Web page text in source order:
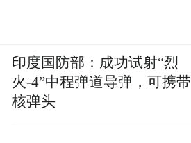
印度国防部：成功试射“烈
火-4”中程弹道导弹，可携带
核弹头